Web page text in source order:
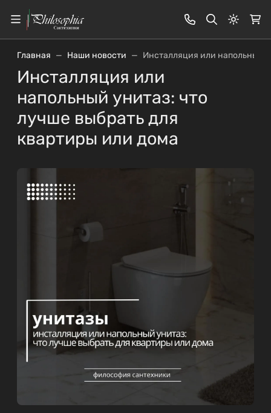
Главная Наши новости Инсталляция или напольный
Инсталляция или
напольный унитаз: что
лучше выбрать для
квартиры или дома